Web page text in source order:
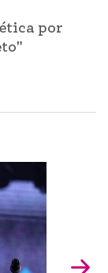
por